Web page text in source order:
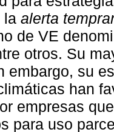
la alerta
de VE
otros. Su
embargo, su
han
empresas
para uso